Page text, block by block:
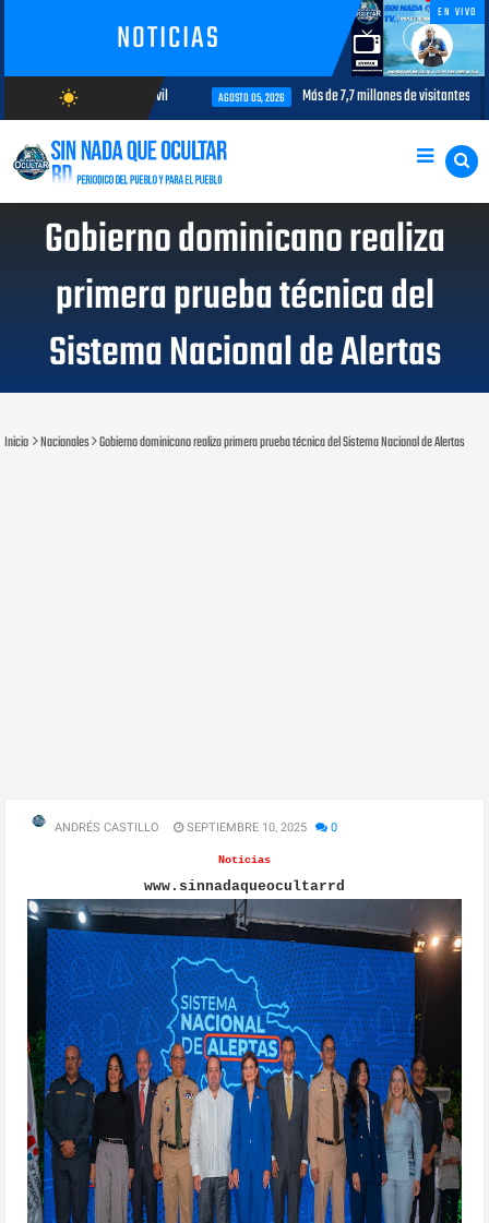
NOTICIAS
EN VIVO
wb_sunny
AGOSTO/8/2026
para la aviación civil AGOSTO 05, 2026 Más de 7,7 millones de visitantes
Gobierno dominicano realiza
primera prueba técnica del
Sistema Nacional de Alertas
Inicio Nacionales Gobierno dominicano realiza primera prueba técnica del Sistema Nacional de Alertas
ANDRÉS CASTILLO SEPTIEMBRE 10, 2025 0
Noticias
www.sinnadaqueocultarrd